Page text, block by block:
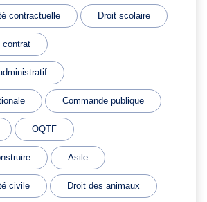
contractuelle Droit scolaire
contrat
Commande publique
OQTF
Asile
civile Droit des animaux